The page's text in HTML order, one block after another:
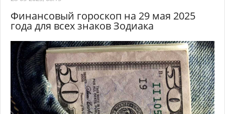
Финансовый гороскоп на 29 мая 2025
года для всех знаков Зодиака